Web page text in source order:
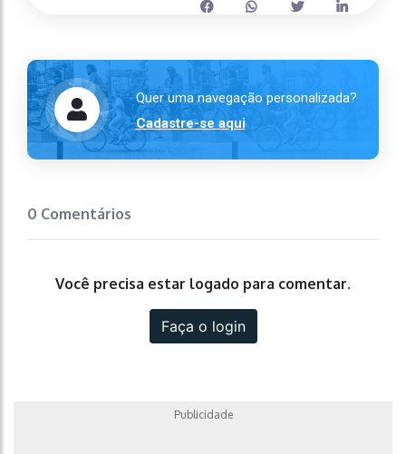
Quer uma navegação personalizada?
Cadastre-se aqui
0 Comentários
Você precisa estar logado para comentar.
Faça o login
Publicidade